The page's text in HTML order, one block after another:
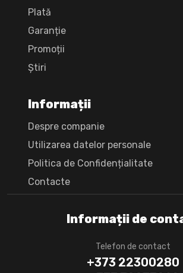
Informații de
Telefon de contact
+373 22300280
Plată
Garanție
Promoții
Știri
Informații
Despre companie
Utilizarea datelor personale
Politica de Confidențialitate
Сontacte